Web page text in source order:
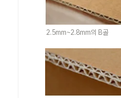
2.5mm~2.8mm의 B골